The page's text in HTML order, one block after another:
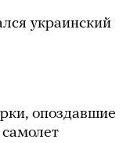
украинский
опоздавшие